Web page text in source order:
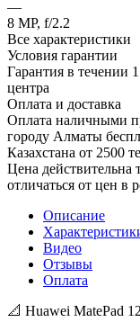
—
8 MP, f/2.2
Все характеристики
Условия гарантии
Гарантия в течении
центра
Оплата и доставка
Оплата наличными
городу Алматы
Казахстана от 2500
Цена действительна
отличаться от цен в
Описание
Видео
Отзывы
Оплата
📐 Huawei MatePad